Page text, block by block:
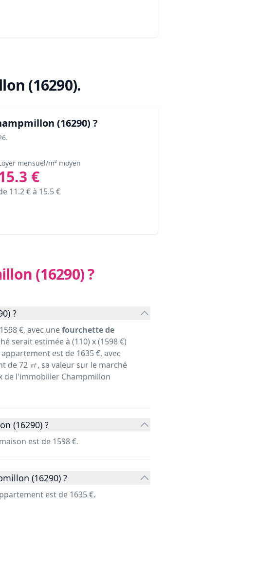
(16290).
(16290) ?
.
mensuel/m² moyen
€
11.2€ à 15.5€
(16290)?
?
€, avec unefourchette de
serait estimée à (110) x (1598 €)
est de 1635 €, avec
de 72 ㎡, sa valeur sur le marché
de l'immobilier Champmillon
(16290) ?
est de 1598 €.
(16290) ?
est de 1635 €.